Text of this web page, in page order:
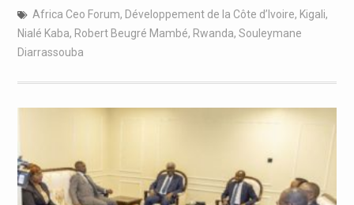
Africa Ceo Forum, Développement de la Côte d’Ivoire, Kigali,
Nialé Kaba, Robert Beugré Mambé, Rwanda, Souleymane
Diarrassouba